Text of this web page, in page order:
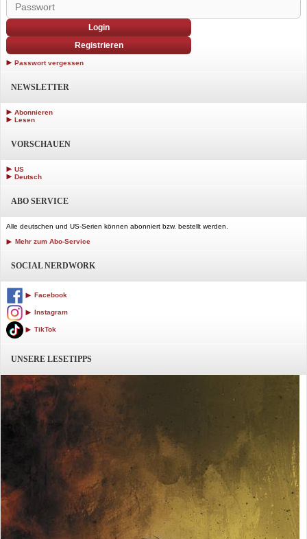
Login
Registrieren
Passwort vergessen
NEWSLETTER
Abonnieren
Lesen
VORSCHAUEN
US
Deutsch
ABO SERVICE
Alle deutschen und US-Serien können abonniert bzw. bestellt werden.
Mehr zum Abo-Service
SOCIAL NERDWORK
Facebook
Instagram
TikTok
UNSERE LESETIPPS